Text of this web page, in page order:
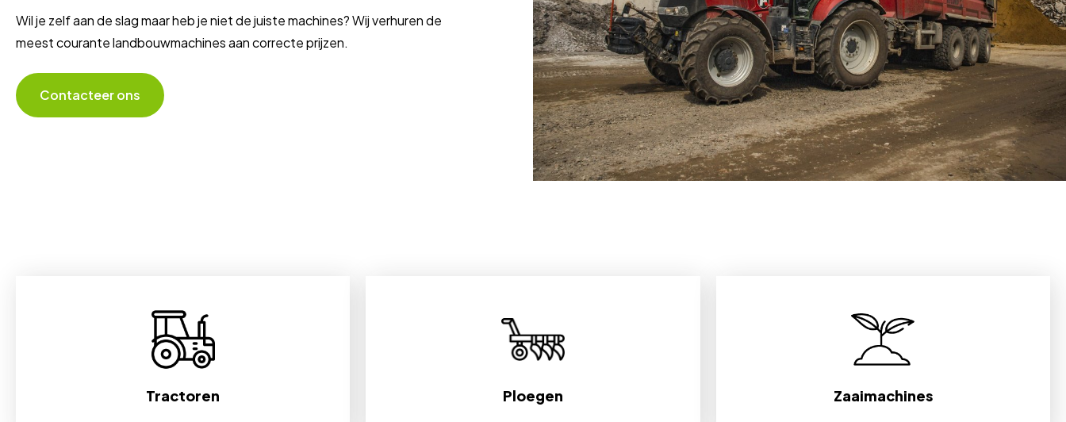
Wil je zelf aan de slag maar heb je niet de juiste machines? Wij verhuren de
meest courante landbouwmachines aan correcte prijzen.
Contacteer ons
Tractoren Ploegen Zaaimachines